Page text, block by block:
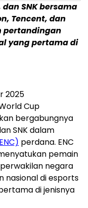
dan SNK bersama
Tencent, dan
pertandingan
yang pertama di
2025
Cup
bergabungnya
SNK dalam
perdana. ENC
pemain
negara
nasional di esports
di jenisnya